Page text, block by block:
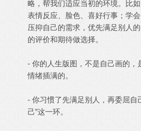
略，帮我们适应当初的环境。比
表情反应、脸色、喜好行事；学
压抑自己的需求，优先满足别人
的评价和期待做选择。
- 你的人生版图，不是自己画的，
情绪插满的。
- 你习惯了先满足别人，再委屈自
己”这一环。